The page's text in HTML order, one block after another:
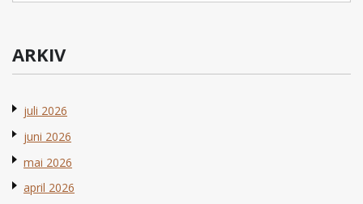
ARKIV
juli 2026
juni 2026
mai 2026
april 2026